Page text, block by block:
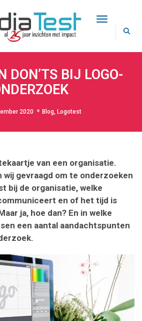
Toggle
DON’TS BIJ LOGO-
2020 Blog, Logotest
van een organisatie.
wij gevraagd om te onderzoeken
bij de organisatie, welke
en of het tijd is
ja, hoe dan? En in welke
een aantal aandachtspunten